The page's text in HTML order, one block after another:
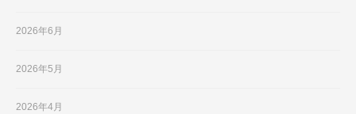
2026年6月
2026年5月
2026年4月